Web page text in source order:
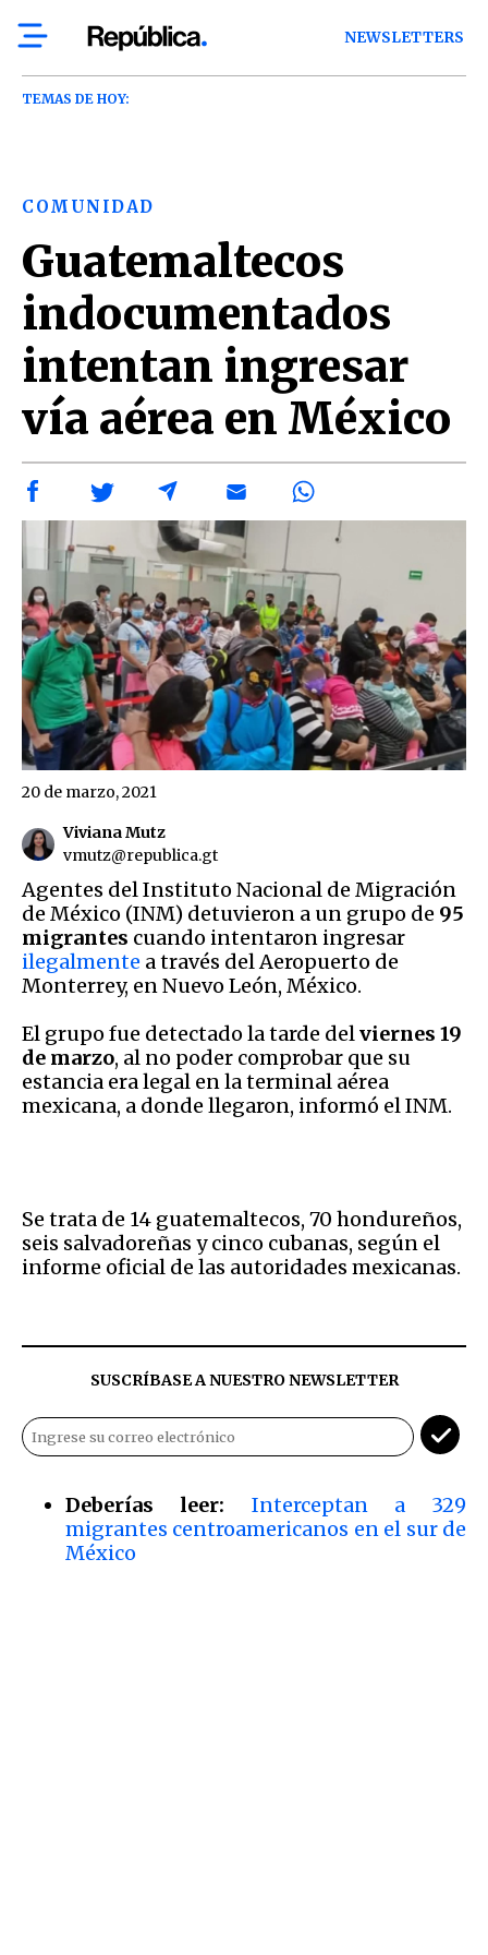
NEWSLETTERS
TEMAS DE HOY:
COMUNIDAD
Guatemaltecos
indocumentados
intentan ingresar
vía aérea en México
Viviana Mutz
vmutz@republica.gt
20 de marzo, 2021
Agentes del Instituto Nacional de Migración
de México (INM) detuvieron a un grupo de 95
migrantes cuando intentaron ingresar
ilegalmente a través del Aeropuerto de
Monterrey, en Nuevo León, México.
El grupo fue detectado la tarde delviernes 19
de marzo, al no poder comprobar que su
estancia era legal en la terminal aérea
mexicana, a donde llegaron, informó el INM.
Se trata de 14 guatemaltecos, 70 hondureños,
seis salvadoreñas y cinco cubanas, según el
informe oficial de las autoridades mexicanas.
SUSCRÍBASE A NUESTRO NEWSLETTER
Deberías leer: Interceptan a 329
migrantes centroamericanos en el sur de
México